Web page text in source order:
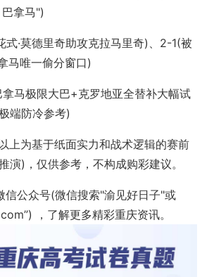
拿马")
·莫德里奇助攻克拉马里奇)、2-1(被
马唯一偷分窗口)
马极限大巴+克罗地亚全替补大幅试
端防冷参考)
上为基于纸面实力和战术逻辑的赛前
演)，仅供参考，不构成购彩建议。
信公众号(微信搜索"渝见好日子"或
，了解更多精彩重庆资讯。